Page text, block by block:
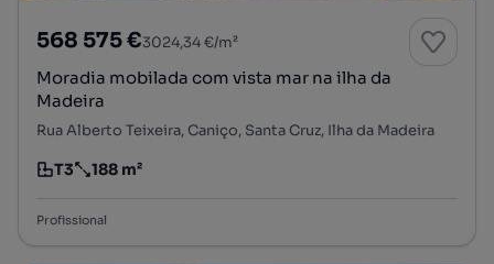
568 575 €3024,34 €/m²
Moradia mobilada com vista mar na ilha da
Madeira
Rua Alberto Teixeira, Caniço, Santa Cruz, Ilha da Madeira
Tipologia
T3
Preço por metro quadrado
188 m²
Profissional